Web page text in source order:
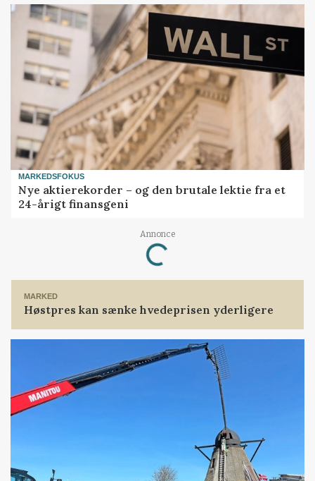
MARKEDSFOKUS
Nye aktierekorder – og den brutale lektie fra et
24-årigt finansgeni
Annonce
Loading...
MARKED
Høstpres kan sænke hvedeprisen yderligere